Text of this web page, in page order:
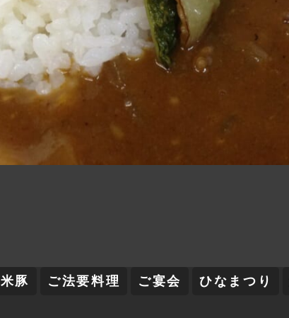
豚 ご法要料理 ご宴会 ひなまつり